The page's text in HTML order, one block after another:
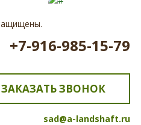
+7-916-985-15-79
ЗАКАЗАТЬ ЗВОНОК
sad@a-landshaft.ru